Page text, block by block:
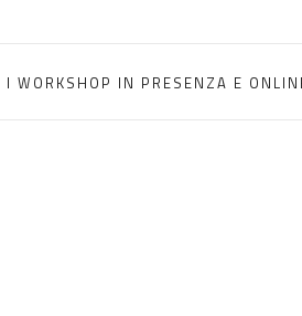
I WORKSHOP IN PRESENZA E